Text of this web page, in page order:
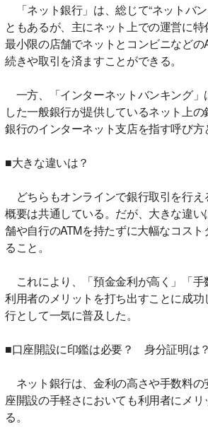
「ネット銀行」は、総じて“ネットバ
ともあるが、主にネット上での運営に特
最小限の店舗でネットとコンビニなどの
続きや取引を済ますことができる。
一方、「インターネットバンキング」
した一般銀行が提供しているネット上
銀行のインターネット支店を指す呼び方
■大きな違いは？
どちらもオンラインで銀行取引を行え
概要は共通している。だが、大きな違
舗や自行のATMを持たずに大幅なコス
ること。
これにより、「預金金利が高く」「手
利用者のメリットを打ち出すことに成
行として一気に普及した。
■口座開設に印鑑は必要？ 身分証明は？
ネット銀行は、金利の高さや手数料の
座開設の手軽さにおいても利用者にメ
る。